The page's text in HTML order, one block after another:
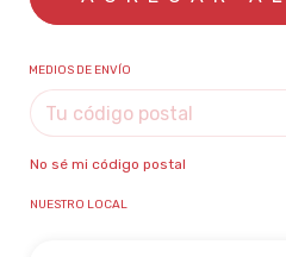
MEDIOS DE ENVÍO
No sé mi código postal
NUESTRO LOCAL